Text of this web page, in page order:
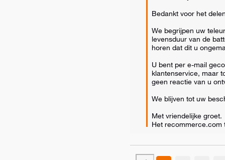
Bedankt voor het
We begrijpen uw
levensduur van de
horen dat dit u
U bent per e-mail
klantenservice, maar
geen reactie van u
We blijven tot uw
Met vriendelijke groet.
Het recommerce.com